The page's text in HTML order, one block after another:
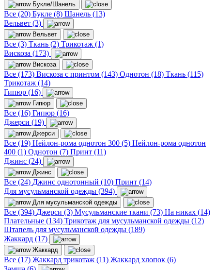
Букле/Шанель
Все (20) Букле (8) Шанель (13)
Вельвет (3)
Вельвет
Все (3) Ткань (2) Трикотаж (1)
Вискоза (173)
Вискоза
Все (173) Вискоза с принтом (143) Однотон (18) Ткань (115)
Трикотаж (14)
Гипюр (16)
Гипюр
Все (16) Гипюр (16)
Джерси (19)
Джерси
Все (19) Нейлон-рома однотон 300 (5) Нейлон-рома однотон
400 (1) Однотон (7) Принт (11)
Джинс (24)
Джинс
Все (24) Джинс однотонный (10) Принт (14)
Для мусульманской одежды (394)
Для мусульманской одежды
Все (394) Джерси (3) Мусульманские ткани (73) На никах (14)
Плательные (134) Трикотаж для мусульманской одежды (12)
Штапель для мусульманской одежды (189)
Жаккард (17)
Жаккард
Все (17) Жаккард трикотаж (11) Жаккард хлопок (6)